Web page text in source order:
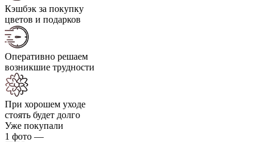
Кэшбэк за покупку
цветов и подарков
Оперативно решаем
возникшие трудности
При хорошем уходе
стоять будет долго
Уже покупали
1 фото —